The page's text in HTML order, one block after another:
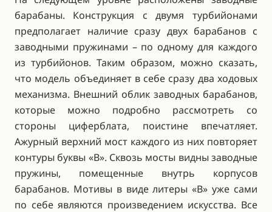
барабаны. Конструкция с двумя турбийонами
предполагает наличие сразу двух барабанов с
заводными пружинами – по одному для каждого
из турбийонов. Таким образом, можно сказать,
что модель объединяет в себе сразу два ходовых
механизма. Внешний облик заводных барабанов,
которые можно подробно рассмотреть со
стороны циферблата, поистине впечатляет.
Ажурный верхний мост каждого из них повторяет
контуры буквы «B». Сквозь мосты видны заводные
пружины, помещенные внутрь корпусов
барабанов. Мотивы в виде литеры «B» уже сами
по себе являются произведением искусства. Все